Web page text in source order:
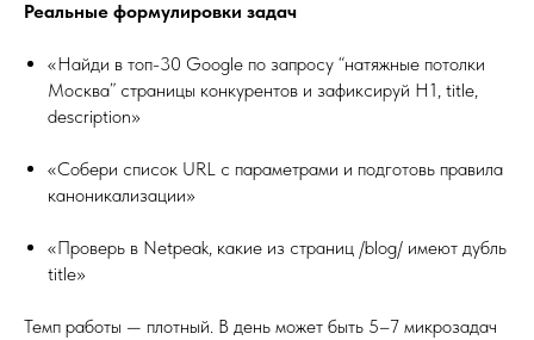
Реальные формулировки задач
«Найди в топ-30 Google по запросу “натяжные потолки
Москва” страницы конкурентов и зафиксируй H1, title,
description»
«Собери список URL с параметрами и подготовь правила
каноникализации»
«Проверь в Netpeak, какие из страниц /blog/ имеют дубль
title»
Темп работы — плотный. В день может быть 5–7 микрозадач